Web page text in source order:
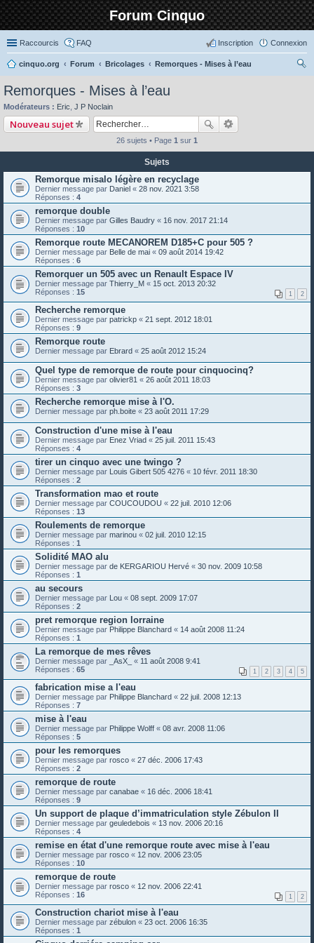
Forum Cinquo
Raccourcis FAQ Connexion
Inscription
cinquo.org Forum Bricolages
Remorques - Mises à l’eau
Remorques - Mises à l’eau
Modérateurs : Eric J P Noclain
Nouveau sujet
26 sujets • Page 1 sur 1
Sujets
Remorque misalo légère en recyclage
Dernier message par Daniel « 28 nov. 2021 3:58
Réponses : 4
remorque double
Dernier message par Gilles Baudry « 16 nov. 2017 21:14
Réponses : 10
Remorque route MECANOREM D185+C pour 505 ?
Dernier message par Belle de mai « 09 août 2014 19:42
Réponses : 6
Remorquer un 505 avec un Renault Espace IV
Dernier message par Thierry_M « 15 oct. 2013 20:32
Réponses : 15 1 2
Recherche remorque
Dernier message par patrickp « 21 sept. 2012 18:01
Réponses : 9
Remorque route
Dernier message par Ebrard « 25 août 2012 15:24
Quel type de remorque de route pour cinquocinq?
Dernier message par olivier81 « 26 août 2011 18:03
Réponses : 3
Recherche remorque mise à l'O.
Dernier message par ph.boite « 23 août 2011 17:29
Construction d'une mise à l'eau
Dernier message par Enez Vriad « 25 juil. 2011 15:43
Réponses : 4
tirer un cinquo avec une twingo ?
Dernier message par Louis Gibert 505 4276 « 10 févr. 2011 18:30
Réponses : 2
Transformation mao et route
Dernier message par COUCOUDOU « 22 juil. 2010 12:06
Réponses : 13
Roulements de remorque
Dernier message par marinou « 02 juil. 2010 12:15
Réponses : 1
Solidité MAO alu
Dernier message par de KERGARIOU Hervé « 30 nov. 2009 10:58
Réponses : 1
au secours
Dernier message par Lou « 08 sept. 2009 17:07
Réponses : 2
pret remorque region lorraine
Dernier message par Philippe Blanchard « 14 août 2008 11:24
Réponses : 1
La remorque de mes rêves
Dernier message par _AsX_ « 11 août 2008 9:41
Réponses : 65 1 2 3 4 5
fabrication mise a l'eau
Dernier message par Philippe Blanchard « 22 juil. 2008 12:13
Réponses : 7
mise à l'eau
Dernier message par Philippe Wolff « 08 avr. 2008 11:06
Réponses : 5
pour les remorques
Dernier message par rosco « 27 déc. 2006 17:43
Réponses : 2
remorque de route
Dernier message par canabae « 16 déc. 2006 18:41
Réponses : 9
Un support de plaque d’immatriculation style Zébulon II
Dernier message par geuledebois « 13 nov. 2006 20:16
Réponses : 4
remise en état d'une remorque route avec mise à l'eau
Dernier message par rosco « 12 nov. 2006 23:05
Réponses : 10
remorque de route
Dernier message par rosco « 12 nov. 2006 22:41
Réponses : 16 1 2
Construction chariot mise à l'eau
Dernier message par zébulon « 23 oct. 2006 16:35
Réponses : 1